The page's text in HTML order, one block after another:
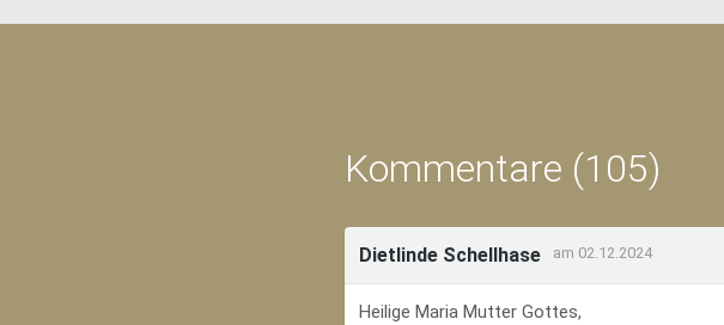
Kommentare (105)
Dietlinde Schellhase am 02.12.2024
Heilige Maria Mutter Gottes,